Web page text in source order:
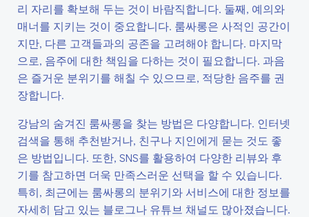
리 자리를 확보해 두는 것이 바람직합니다. 둘째, 예의와
매너를 지키는 것이 중요합니다. 룸싸롱은 사적인 공간이
지만, 다른 고객들과의 공존을 고려해야 합니다. 마지막
으로, 음주에 대한 책임을 다하는 것이 필요합니다. 과음
은 즐거운 분위기를 해칠 수 있으므로, 적당한 음주를 권
장합니다.
강남의 숨겨진 룸싸롱을 찾는 방법은 다양합니다. 인터넷
검색을 통해 추천받거나, 친구나 지인에게 묻는 것도 좋
은 방법입니다. 또한, SNS를 활용하여 다양한 리뷰와 후
기를 참고하면 더욱 만족스러운 선택을 할 수 있습니다.
특히, 최근에는 룸싸롱의 분위기와 서비스에 대한 정보를
자세히 담고 있는 블로그나 유튜브 채널도 많아졌습니다.